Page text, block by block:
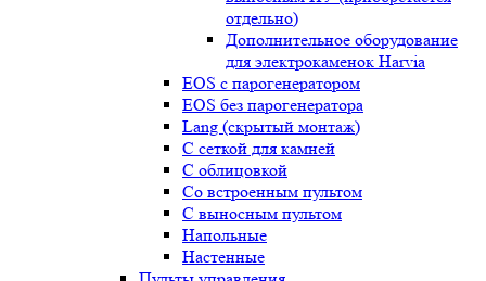
отдельно)
Дополнительное оборудование
для электрокаменок Harvia
EOS с парогенератором
EOS без парогенератора
Lang (скрытый монтаж)
С сеткой для камней
С облицовкой
Со встроенным пультом
С выносным пультом
Напольные
Настенные